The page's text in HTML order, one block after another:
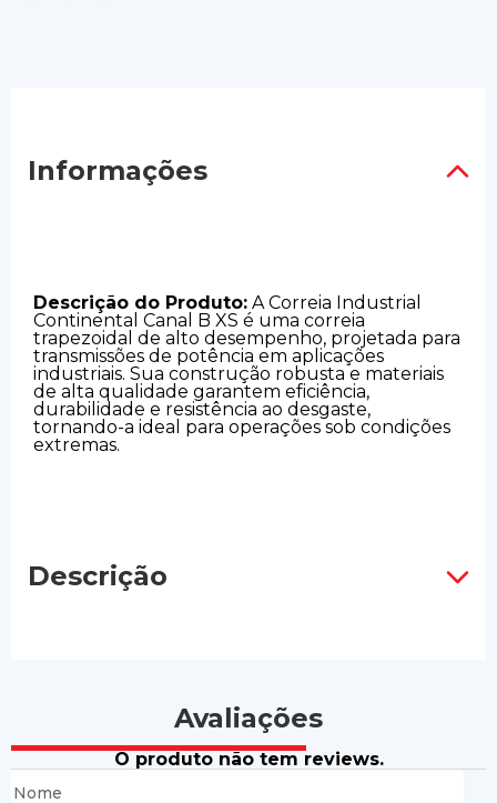
Informações
Descrição do Produto: A Correia Industrial
Continental Canal B XS é uma correia
trapezoidal de alto desempenho, projetada para
transmissões de potência em aplicações
industriais. Sua construção robusta e materiais
de alta qualidade garantem eficiência,
durabilidade e resistência ao desgaste,
tornando-a ideal para operações sob condições
extremas.
Descrição
Avaliações
O produto não tem reviews.